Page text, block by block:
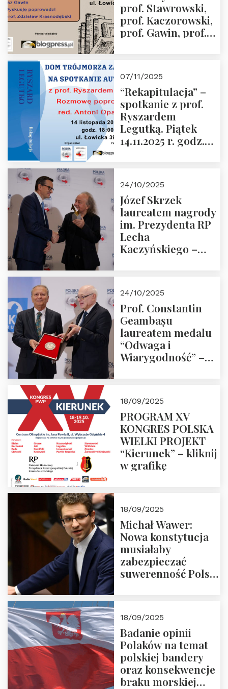
godz. 18:00.
prof. Stawrowski,
prof. Kaczorowski,
prof. Gawin, prof.
07/11/2025
“Rekapitulacja” –
spotkanie z prof.
Ryszardem
Legutką. Piątek
14.11.2025 r. godz.
24/10/2025
Józef Skrzek
laureatem nagrody
im. Prezydenta RP
Lecha
Kaczyńskiego –
24/10/2025
Prof. Constantin
Geambașu
laureatem medalu
“Odwaga i
Wiarygodność” –
18/09/2025
PROGRAM XV
KONGRES POLSKA
WIELKI PROJEKT
“Kierunek” – kliknij
w grafikę
18/09/2025
Michał Wawer:
Nowa konstytucja
musiałaby
zabezpieczać
suwerenność Polski
18/09/2025
Badanie opinii
Polaków na temat
polskiej bandery
oraz konsekwencje
braku morskiej